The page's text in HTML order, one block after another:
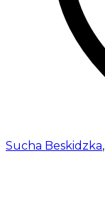
Sucha Beskidzka,